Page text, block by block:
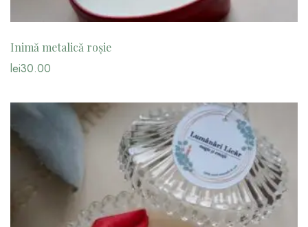
Inimă metalică roșie
lei30.00